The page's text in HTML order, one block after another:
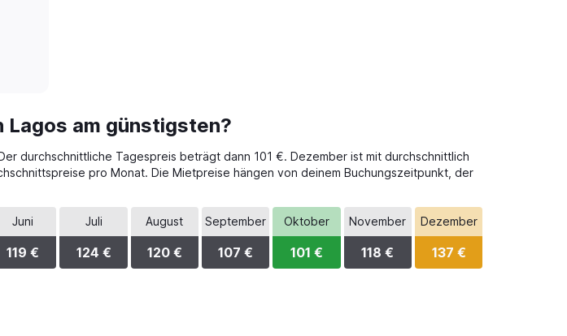
Lagos am günstigsten?
durchschnittliche Tagespreis beträgt dann 101 €. Dezember ist mit durchschnittlich
pro Monat. Die Mietpreise hängen von deinem Buchungszeitpunkt, der
Juni
119 €
Juli
124 €
August
120 €
September
107 €
Oktober
101 €
November
118 €
Dezember
137 €